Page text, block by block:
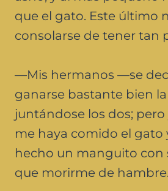
que el gato. Este último
consolarse de tener tan
—Mis hermanos —se
ganarse bastante bien
juntándose los dos;
me haya comido el gato
hecho un manguito con
que morirme de hambre.